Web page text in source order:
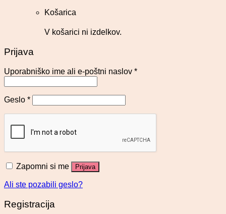
Košarica
V košarici ni izdelkov.
Prijava
Uporabniško ime ali e-poštni naslov *
Geslo *
Zapomni si me Prijava
Ali ste pozabili geslo?
Registracija